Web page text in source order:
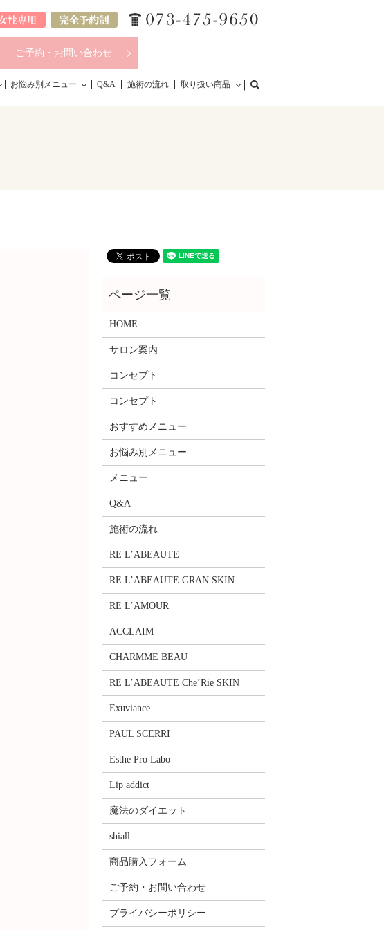
お悩み別メニュー Q&A 施術の流れ 取り扱い商品
ご予約・お問い合わせ
HOME
サロン案内
コンセプト
コンセプト
おすすめメニュー
お悩み別メニュー
メニュー
Q&A
施術の流れ
RE L’ABEAUTE
RE L’ABEAUTE GRAN SKIN
RE L’AMOUR
ACCLAIM
CHARMME BEAU
RE L’ABEAUTE Che’Rie SKIN
Exuviance
PAUL SCERRI
Esthe Pro Labo
Lip addict
魔法のダイエット
shiall
商品購入フォーム
ご予約・お問い合わせ
プライバシーポリシー